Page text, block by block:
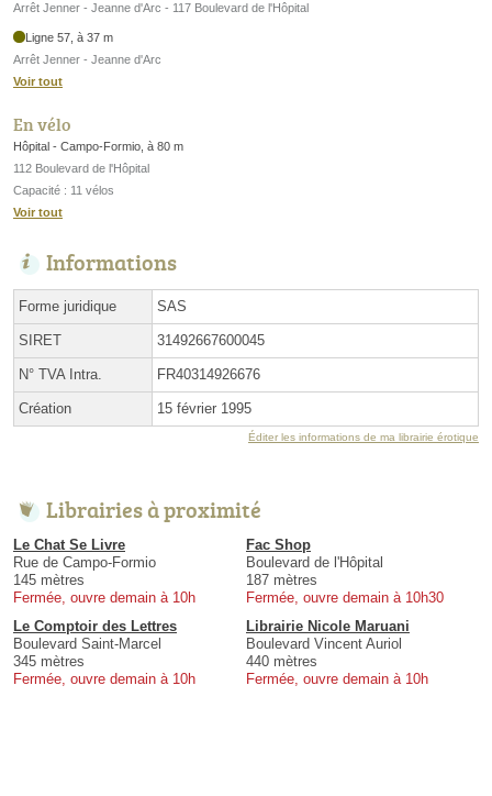
Arrêt Jenner - Jeanne d'Arc - 117 Boulevard de l'Hôpital
Ligne 57, à 37 m
Arrêt Jenner - Jeanne d'Arc
Voir tout
En vélo
Hôpital - Campo-Formio, à 80 m
112 Boulevard de l'Hôpital
Capacité : 11 vélos
Voir tout
Informations
Forme juridique SAS
SIRET 31492667600045
N° TVA Intra. FR40314926676
Création 15 février 1995
Éditer les informations de ma librairie érotique
Librairies à proximité
Le Chat Se Livre
Rue de Campo-Formio
145 mètres
Fermée, ouvre demain à 10h
Fac Shop
Boulevard de l'Hôpital
187 mètres
Fermée, ouvre demain à 10h30
Le Comptoir des Lettres
Boulevard Saint-Marcel
345 mètres
Fermée, ouvre demain à 10h
Librairie Nicole Maruani
Boulevard Vincent Auriol
440 mètres
Fermée, ouvre demain à 10h